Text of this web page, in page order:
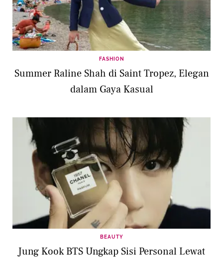
FASHION
Summer Raline Shah di Saint Tropez, Elegan
dalam Gaya Kasual
BEAUTY
Jung Kook BTS Ungkap Sisi Personal Lewat